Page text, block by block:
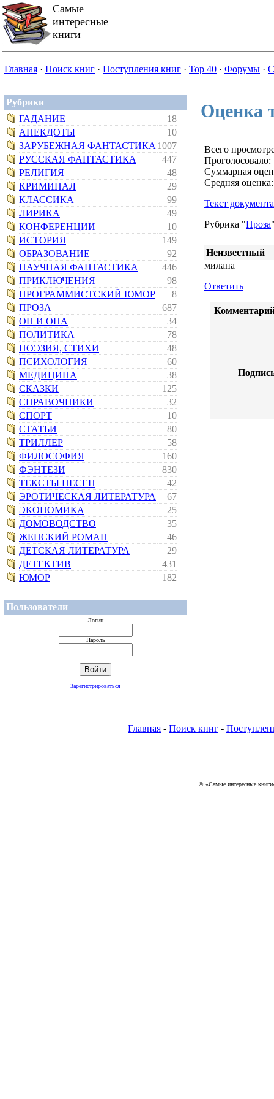
Самые
интересные
книги
Главная · Поиск книг · Поступления книг · Top 40 · Форумы ·
Рубрики
ГАДАНИЕ
18
АНЕКДОТЫ
10
ЗАРУБЕЖНАЯ ФАНТАСТИКА 1007
РУССКАЯ ФАНТАСТИКА
447
РЕЛИГИЯ
48
КРИМИНАЛ
29
КЛАССИКА
99
ЛИРИКА
49
КОНФЕРЕНЦИИ
10
ИСТОРИЯ
149
ОБРАЗОВАНИЕ
92
НАУЧНАЯ ФАНТАСТИКА
446
ПРИКЛЮЧЕНИЯ
98
ПРОГРАММИСТСКИЙ ЮМОР
8
ПРОЗА
687
ОН И ОНА
34
ПОЛИТИКА
78
ПОЭЗИЯ, СТИХИ
48
ПСИХОЛОГИЯ
60
МЕДИЦИНА
38
СКАЗКИ
125
СПРАВОЧНИКИ
32
СПОРТ
10
СТАТЬИ
80
ТРИЛЛЕР
58
ФИЛОСОФИЯ
160
ФЭНТЕЗИ
830
ТЕКСТЫ ПЕСЕН
42
ЭРОТИЧЕСКАЯ ЛИТЕРАТУРА
67
ЭКОНОМИКА
25
ДОМОВОДСТВО
35
ЖЕНСКИЙ РОМАН
46
ДЕТСКАЯ ЛИТЕРАТУРА
29
ДЕТЕКТИВ
431
ЮМОР
182
Пользователи
Логин
Пароль
Зарегистрироваться
Оценка
Всего
Проголосовало:
Суммарная
Средняя
Текст документа
Рубрика "Проза
Неизвестный
милана
Ответить
Главная - Поиск книг -
© «Самые интересные